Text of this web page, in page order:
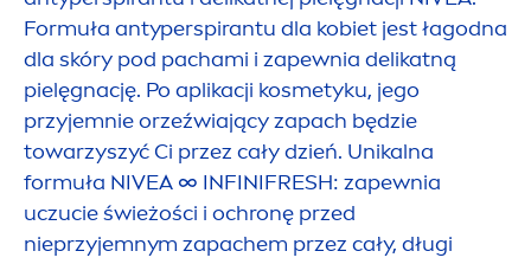
Formuła antyperspirantu dla kobiet jest łagodna
dla skóry pod pachami i zapewnia delikatną
pielęgnację. Po aplikacji kosmetyku, jego
przyjemnie orzeźwiający zapach będzie
towarzyszyć Ci przez cały dzień. Unikalna
formuła NIVEA ∞ INFINIFRESH: zapewnia
uczucie świeżości i ochronę przed
nieprzyjemnym zapachem przez cały, długi